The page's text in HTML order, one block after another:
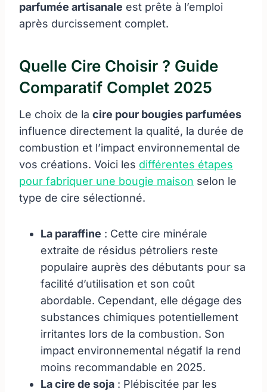
parfumée artisanale est prête à l’emploi
après durcissement complet.
Quelle Cire Choisir ? Guide
Comparatif Complet 2025
Le choix de la cire pour bougies parfumées
influence directement la qualité, la durée de
combustion et l’impact environnemental de
vos créations. Voici les différentes étapes
pour fabriquer une bougie maison selon le
type de cire sélectionné.
La paraffine : Cette cire minérale
extraite de résidus pétroliers reste
populaire auprès des débutants pour sa
facilité d’utilisation et son coût
abordable. Cependant, elle dégage des
substances chimiques potentiellement
irritantes lors de la combustion. Son
impact environnemental négatif la rend
moins recommandable en 2025.
La cire de soja : Plébiscitée par les